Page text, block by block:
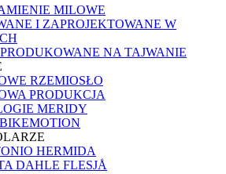
MILOWE
I ZAPROJEKTOWANE W
NA TAJWANIE
RZEMIOSŁO
PRODUKCJA
MERIDY
HERMIDA
DAHLE FLESJÅ